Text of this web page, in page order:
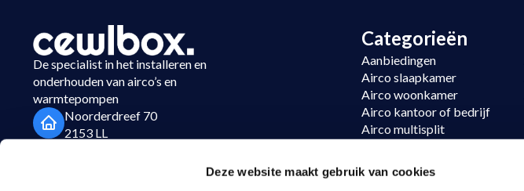
Deze website maakt gebruik van cookies
De specialist in het installeren en
onderhouden van airco’s en
warmtepompen
Noorderdreef 70
2153 LL
Categorieën
Aanbiedingen
Airco slaapkamer
Airco woonkamer
Airco kantoor of bedrijf
Airco multisplit
LG